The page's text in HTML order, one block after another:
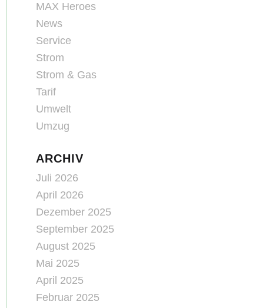
MAX Heroes
News
Service
Strom
Strom & Gas
Tarif
Umwelt
Umzug
ARCHIV
Juli 2026
April 2026
Dezember 2025
September 2025
August 2025
Mai 2025
April 2025
Februar 2025